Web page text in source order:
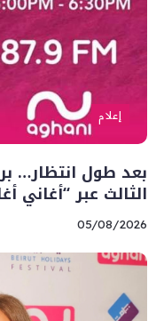
إعلام
بعد طول انتظار…
الثالث عبر “أغاني
05/08/2026